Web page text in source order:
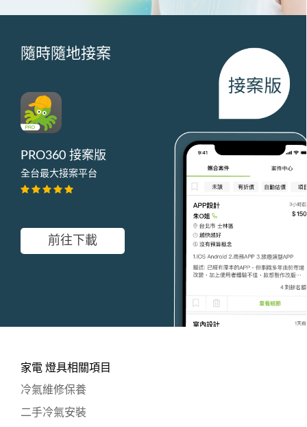
隨時隨地接案
PRO360 接案版
全台最大接案平台
前往下載
家電 燈具相關項目
冷氣維修保養
二手冷氣安裝